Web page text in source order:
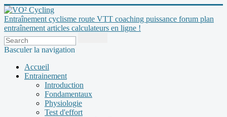
Entraînement cyclisme route VTT coaching puissance forum plan
entraînement articles calculateurs en ligne !
Basculer la navigation
Accueil
Entrainement
Introduction
Fondamentaux
Physiologie
Test d'effort